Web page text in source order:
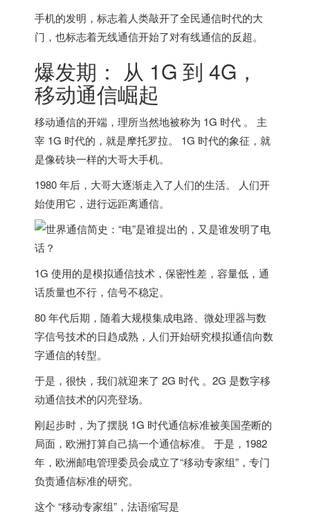
手机的发明，标志着人类敲开了全民通信时代的大
门，也标志着无线通信开始了对有线通信的反超。
爆发期： 从 1G 到 4G，
移动通信崛起
移动通信的开端，理所当然地被称为 1G 时代 。 主
宰 1G 时代的，就是摩托罗拉。 1G 时代的象征，就
是像砖块一样的大哥大手机。
1980 年后，大哥大逐渐走入了人们的生活。 人们开
始使用它，进行远距离通信。
1G 使用的是模拟通信技术，保密性差，容量低，通
话质量也不行，信号不稳定。
80 年代后期，随着大规模集成电路、微处理器与数
字信号技术的日趋成熟，人们开始研究模拟通信向数
字通信的转型。
于是，很快，我们就迎来了 2G 时代 。2G 是数字移
动通信技术的闪亮登场。
刚起步时，为了摆脱 1G 时代通信标准被美国垄断的
局面，欧洲打算自己搞一个通信标准。 于是，1982
年，欧洲邮电管理委员会成立了“移动专家组”，专门
负责通信标准的研究。
这个 “移动专家组”，法语缩写是